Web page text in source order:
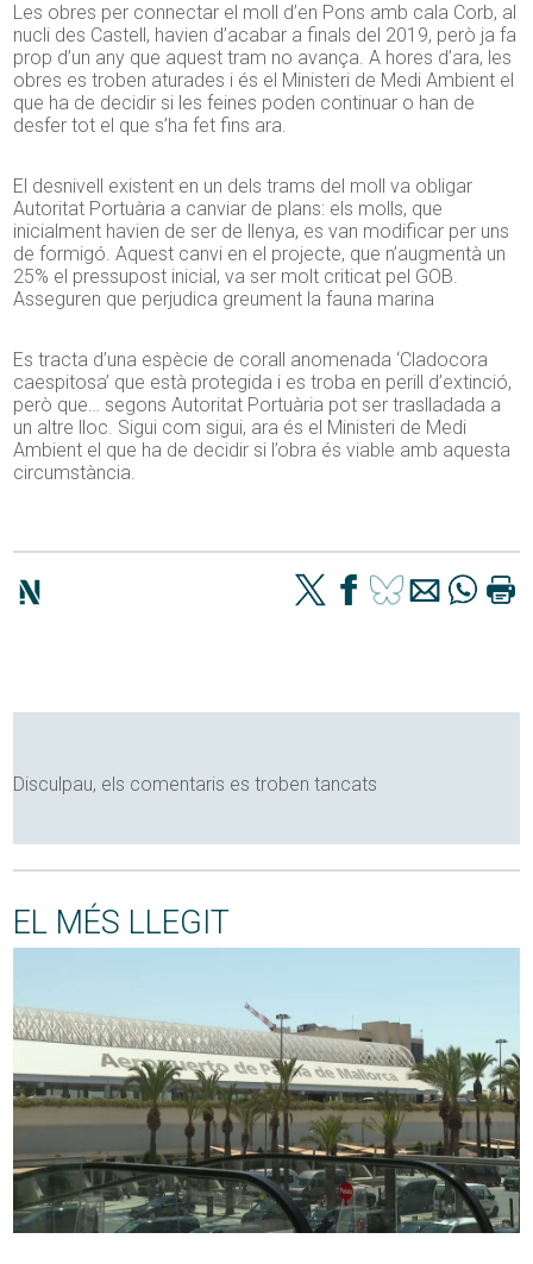
Les obres per connectar el moll d’en Pons amb cala Corb, al
nucli des Castell, havien d’acabar a finals del 2019, però ja fa
prop d’un any que aquest tram no avança. A hores d’ara, les
obres es troben aturades i és el Ministeri de Medi Ambient el
que ha de decidir si les feines poden continuar o han de
desfer tot el que s’ha fet fins ara.
El desnivell existent en un dels trams del moll va obligar
Autoritat Portuària a canviar de plans: els molls, que
inicialment havien de ser de llenya, es van modificar per uns
de formigó. Aquest canvi en el projecte, que n’augmentà un
25% el pressupost inicial, va ser molt criticat pel GOB.
Asseguren que perjudica greument la fauna marina
Es tracta d’una espècie de corall anomenada ‘Cladocora
caespitosa’ que està protegida i es troba en perill d’extinció,
però que… segons Autoritat Portuària pot ser traslladada a
un altre lloc. Sigui com sigui, ara és el Ministeri de Medi
Ambient el que ha de decidir si l’obra és viable amb aquesta
circumstància.
Disculpau, els comentaris es troben tancats
EL MÉS LLEGIT